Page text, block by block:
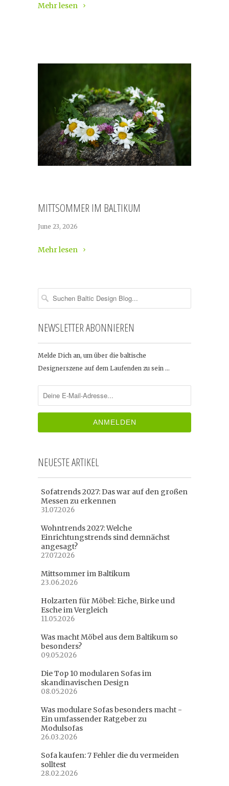
Mehr lesen
MITTSOMMER IM BALTIKUM
June 23, 2026
Mehr lesen
NEWSLETTER ABONNIEREN
Melde Dich an, um über die baltische
Designerszene auf dem Laufenden zu sein …
NEUESTE ARTIKEL
Sofatrends 2027: Das war auf den großen
Messen zu erkennen
31.07.2026
Wohntrends 2027: Welche
Einrichtungstrends sind demnächst
angesagt?
27.07.2026
Mittsommer im Baltikum
23.06.2026
Holzarten für Möbel: Eiche, Birke und
Esche im Vergleich
11.05.2026
Was macht Möbel aus dem Baltikum so
besonders?
09.05.2026
Die Top 10 modularen Sofas im
skandinavischen Design
08.05.2026
Was modulare Sofas besonders macht -
Ein umfassender Ratgeber zu
Modulsofas
26.03.2026
Sofa kaufen: 7 Fehler die du vermeiden
solltest
28.02.2026